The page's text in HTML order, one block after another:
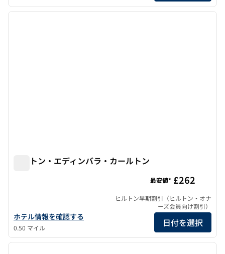
1/11
1/11
次の
ヒルトン・エディンバラ・カールトン
ヒルトン・エディンバラ・カールトンのホテルの詳細を表示
ホテル情報を確認する
0.50 マイル
最安値* £262
ヒルトン早期割引（ヒルトン・オナ
ーズ会員向け割引）
日付を選択
1/7
1/7
次の